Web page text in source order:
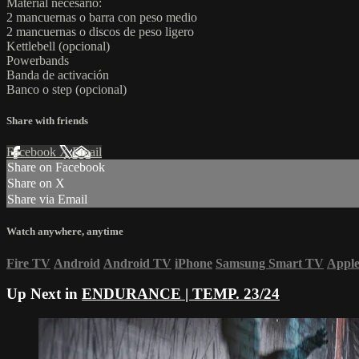
Material necesario:
2 mancuernas o barra con peso medio
2 mancuernas o discos de peso ligero
Kettlebell (opcional)
Powerbands
Banda de activación
Banco o step (opcional)
Share with friends
Facebook XEmail
Share on Facebook
Share on X
Share via Email
Watch anywhere, anytime
Fire TV Android Android TV iPhone Samsung Smart TV
Up Next in ENDURANCE | TEMP. 23/24